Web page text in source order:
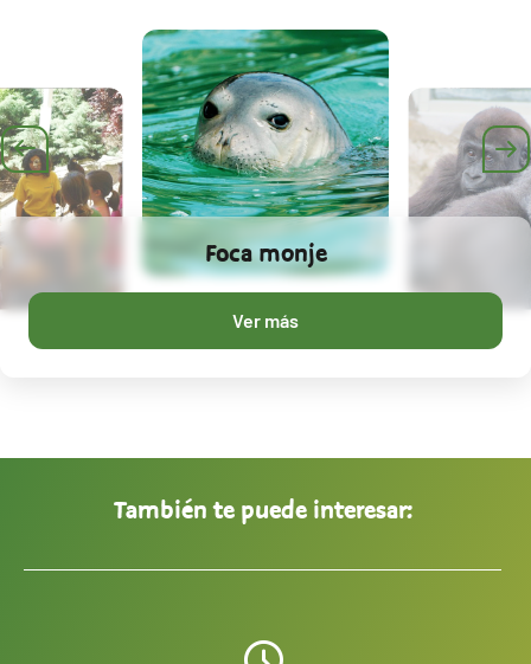
Foca monje
Ver más
También te puede interesar: